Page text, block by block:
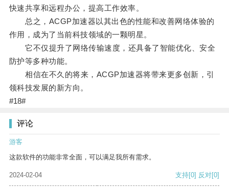
快速共享和远程办公，提高工作效率。
总之，ACGP加速器以其出色的性能和改善网络体验的
作用，成为了当前科技领域的一颗明星。
它不仅提升了网络传输速度，还具备了智能优化、安全
防护等多种功能。
相信在不久的将来，ACGP加速器将带来更多创新，引
领科技发展的新方向。
#18#
评论
游客
这款软件的功能非常全面，可以满足我所有需求。
2024-02-04 支持[0] 反对[0]